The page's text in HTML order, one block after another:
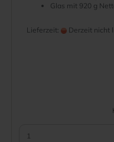
Glas mit 920 g
Lieferzeit: Derzeit nicht